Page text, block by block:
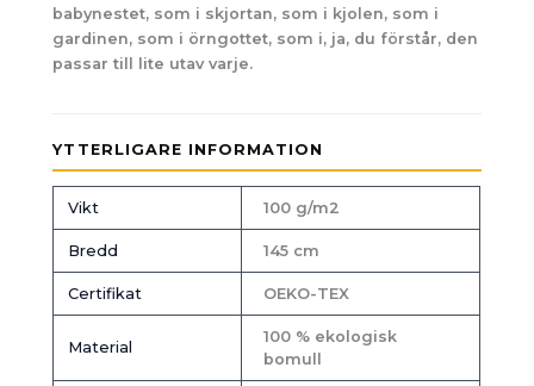
babynestet, som i skjortan, som i kjolen, som i
gardinen, som i örngottet, som i, ja, du förstår, den
passar till lite utav varje.
YTTERLIGARE INFORMATION
Vikt 100 g/m2
Bredd 145 cm
Certifikat OEKO-TEX
Material
100 % ekologisk
bomull